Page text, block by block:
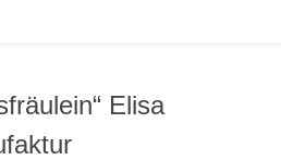
Elisa